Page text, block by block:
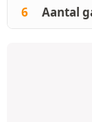
6 Aantal